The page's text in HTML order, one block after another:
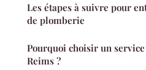
Les étapes à suivre pour
de plomberie
Pourquoi choisir un
Reims ?